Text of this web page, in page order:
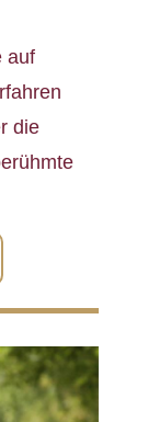
auf
die